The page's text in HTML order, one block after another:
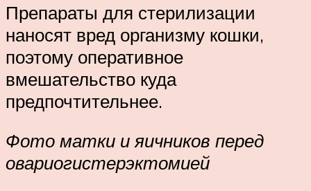
Препараты для стерилизации
наносят вред организму кошки,
поэтому оперативное
вмешательство куда
предпочтительнее.
Фото матки и яичников перед
овариогистерэктомией